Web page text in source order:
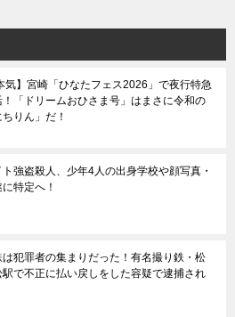
気】宮崎「ひなたフェス2026」で夜行特急
「ドリームおひさま号」はまさに令和の
ちりん」だ！
強盗殺人、少年4人の出身学校や顔写真・
特定へ！
犯罪者の集まりだった！有名撮り鉄・松
で不正に払い戻しをした容疑で逮捕され